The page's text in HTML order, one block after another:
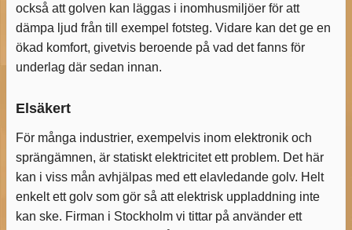
också att golven kan läggas i inomhusmiljöer för att
dämpa ljud från till exempel fotsteg. Vidare kan det ge en
ökad komfort, givetvis beroende på vad det fanns för
underlag där sedan innan.
Elsäkert
För många industrier, exempelvis inom elektronik och
sprängämnen, är statiskt elektricitet ett problem. Det här
kan i viss mån avhjälpas med ett elavledande golv. Helt
enkelt ett golv som gör så att elektrisk uppladdning inte
kan ske. Firman i Stockholm vi tittar på använder ett